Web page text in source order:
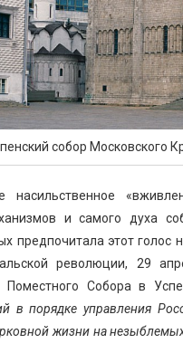
собор Московского
насильственное
и самого духа
предпочитала этот голос
революции, 29
Собора в
в порядке управления
жизни на